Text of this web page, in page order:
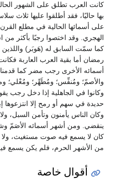
كانت العرب تطلق على الشهور
بها حاليًا، فقد أطلقوا عليها ثلاث
على أسمائها الحالية في مطلع
الهجري. وقد اختصوا رجبًا بأكثر
كما سمّت السابق له (هَوبَر) واللذين
رمضان أما بقية العرب العاربة
أسمائه الأخرى رجب مضر كما
والأصمّ؛ ومُنفِّس؛ ومُطَهِّر؛ ومُعْلي؛
وكانوا في الجاهلية إذا دخل رجب
حديدة في سهم أو رمح إلا انتزعوها
وكان الناس يأمنون وتأمن
ينقضي. ومن أشهر أسمائه الأصَمّ
كان لا يسمع فيه صوت مستغيث، ولا
من الأشهر الحرم، فلم يكن يسمع فيه
أقوال خاصة